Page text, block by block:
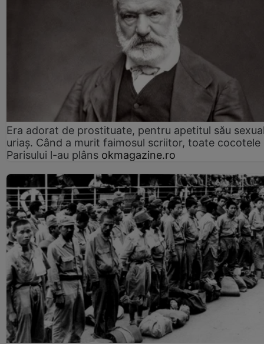
Era adorat de prostituate, pentru apetitul său
uriaș. Când a murit faimosul scriitor, toate cocotele
Parisului l-au plâns okmagazine.ro